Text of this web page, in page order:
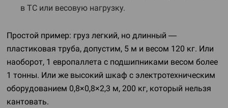
в ТС или весовую нагрузку.
Простой пример: груз легкий, но длинный —
пластиковая труба, допустим, 5 м и весом 120 кг. Или
наоборот, 1 европаллета с подшипниками весом более
1 тонны. Или же высокий шкаф с электротехническим
оборудованием 0,8×0,8×2,3 м, 200 кг, который нельзя
кантовать.